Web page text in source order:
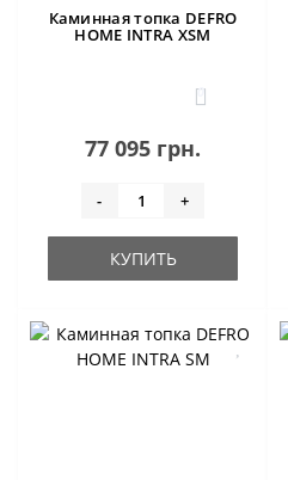
Каминная топка DEFRO
HOME INTRA XSM
0
77 095 грн.
- +
КУПИТЬ